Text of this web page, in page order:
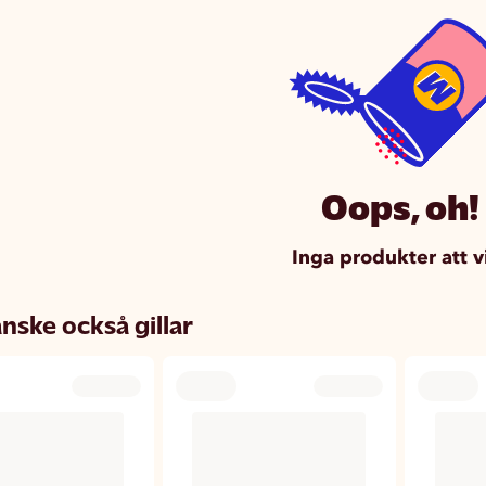
Oops, oh!
Inga produkter att
också gillar